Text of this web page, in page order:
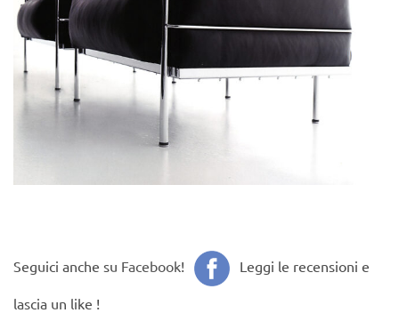
Seguici anche su Facebook! Leggi le recensioni e
lascia un like !